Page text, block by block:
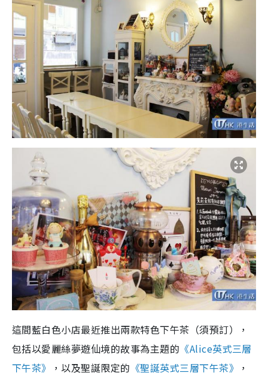
這間藍白色小店最近推出兩款特色下午茶（須預訂），
包括以愛麗絲夢遊仙境的故事為主題的 《Alice英式三層
下午茶》
，以及聖誕限定的 《聖誕英式三層下午茶》 ，